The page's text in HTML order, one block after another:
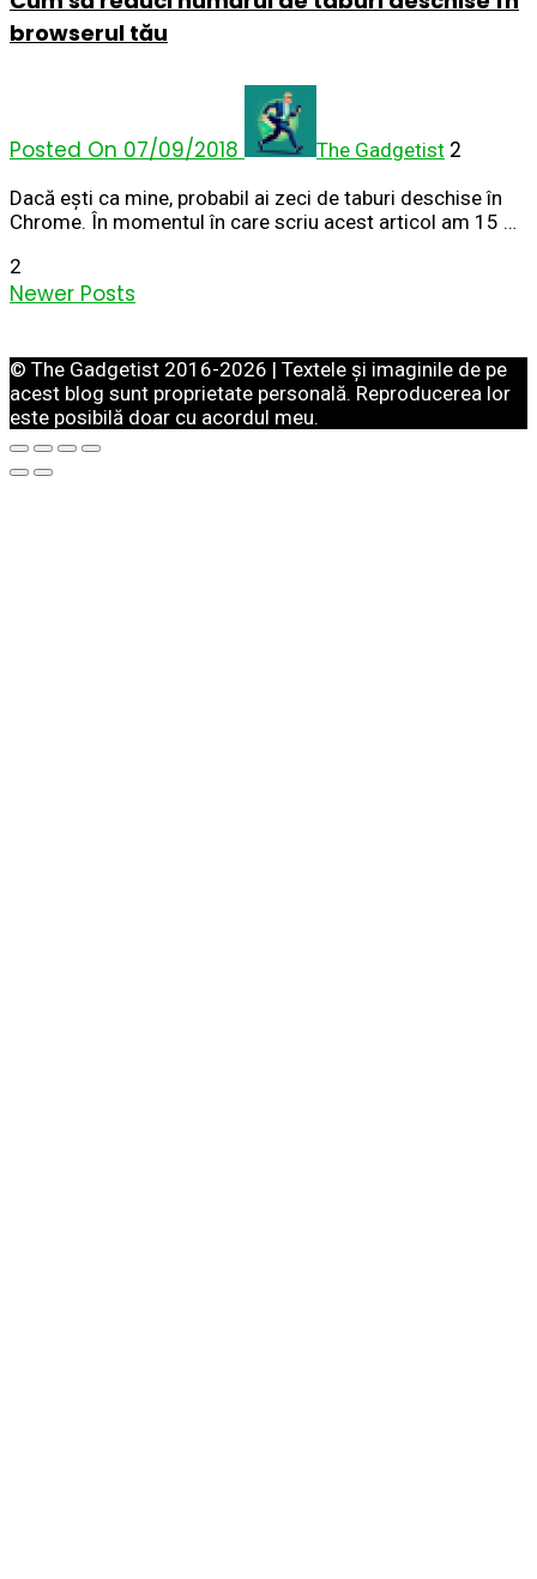
browserul tău
Posted On 07/09/2018 The Gadgetist 2
Dacă ești ca mine, probabil ai zeci de taburi deschise în
Chrome. În momentul în care scriu acest articol am 15 …
2
Newer Posts
© The Gadgetist 2016-2026 | Textele și imaginile de pe
acest blog sunt proprietate personală. Reproducerea lor
este posibilă doar cu acordul meu.